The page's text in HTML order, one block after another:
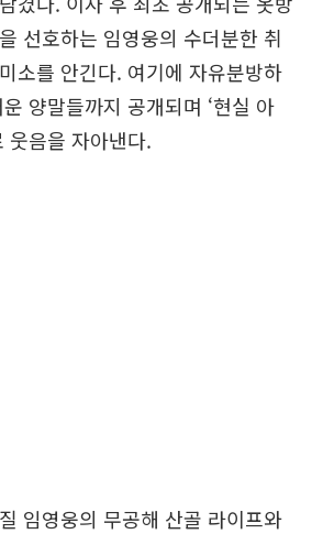
선호하는 임영웅의 수더분한 취
소를 안긴다. 여기에 자유분방하
양말들까지 공개되며 ‘현실 아
웃음을 자아낸다.
임영웅의 무공해 산골 라이프와